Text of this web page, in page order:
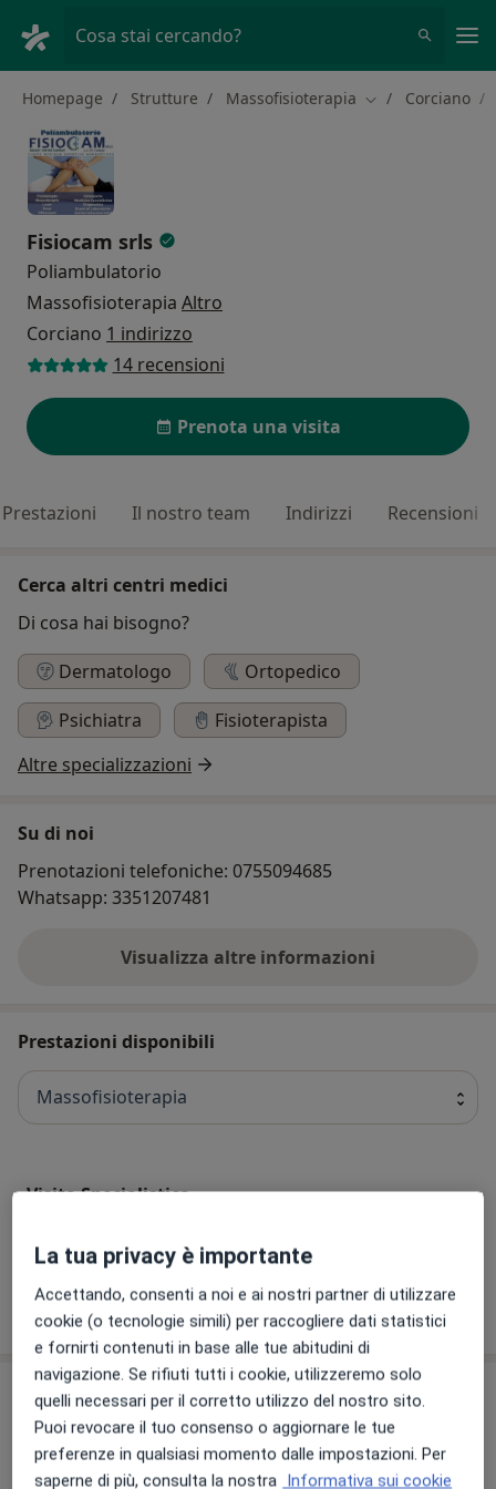
Cosa stai cercando?
Homepage Strutture Massofisioterapia Cambia città
Corciano
Fisiocam srls
Poliambulatorio
Massofisioterapia Altro
Corciano 1 indirizzo
14 recensioni
Prenota una visita
Prestazioni Il nostro team Indirizzi Recensioni
Cerca altri centri medici
Di cosa hai bisogno?
Dermatologo
Ortopedico
Psichiatra
Fisioterapista
Altre specializzazioni
Su di noi
Prenotazioni telefoniche: 0755094685
Whatsapp: 3351207481
Visualizza altre informazioni
Prestazioni disponibili
Massofisioterapia
Visita Specialistica
Come funzionano i prezzi?
Il nostro team Controlla la mia assicurazione
Massofisioterapista
La tua privacy è importante
Accettando, consenti a noi e ai nostri partner di utilizzare
cookie (o tecnologie simili) per raccogliere dati statistici
e fornirti contenuti in base alle tue abitudini di
navigazione. Se rifiuti tutti i cookie, utilizzeremo solo
quelli necessari per il corretto utilizzo del nostro sito.
Puoi revocare il tuo consenso o aggiornare le tue
preferenze in qualsiasi momento dalle impostazioni. Per
saperne di più, consulta la nostra Informativa sui cookie